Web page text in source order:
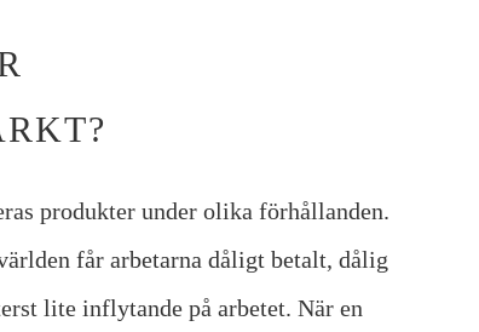
produkter under olika förhållanden.
får arbetarna dåligt betalt, dålig
lite inflytande på arbetet. När en